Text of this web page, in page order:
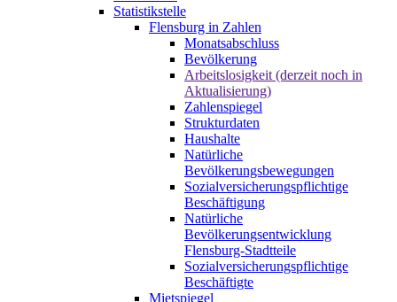
Statistikstelle
Flensburg in Zahlen
Monatsabschluss
Bevölkerung
Arbeitslosigkeit (derzeit noch in
Aktualisierung)
Zahlenspiegel
Strukturdaten
Haushalte
Natürliche
Bevölkerungsbewegungen
Sozialversicherungspflichtige
Beschäftigung
Natürliche
Bevölkerungsentwicklung
Flensburg-Stadtteile
Sozialversicherungspflichtige
Beschäftigte
Mietspiegel